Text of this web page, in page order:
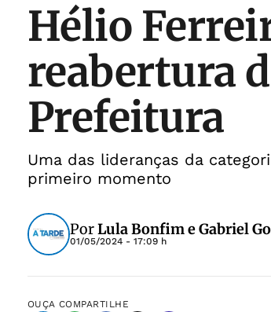
Hélio
reabertura
Prefeitura
Uma das lideranças da
primeiro momento
PorLula Bonfim e Gabriel
01/05/2024 - 17:09 h
OUÇA COMPARTILHE